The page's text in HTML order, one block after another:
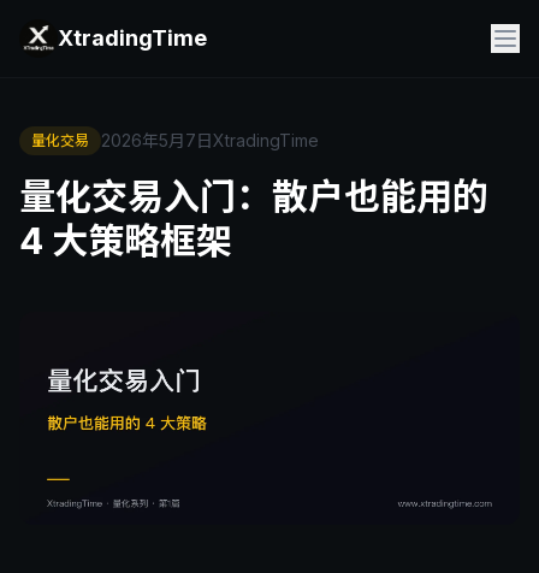
XtradingTime
量化交易 2026年5月7日XtradingTime
量化交易入门：散户也能用的
4 大策略框架